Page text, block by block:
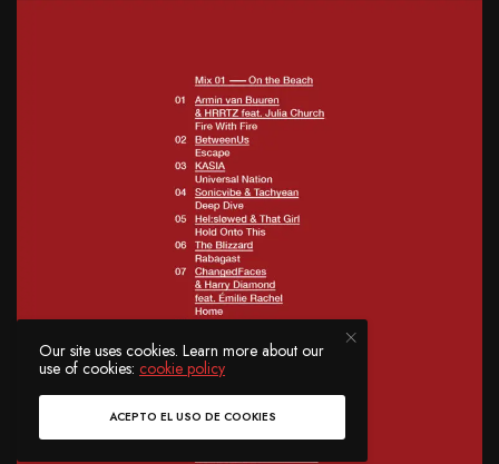
Our site uses cookies. Learn more about our
use of cookies:cookie policy
ACEPTO EL USO DE COOKIES